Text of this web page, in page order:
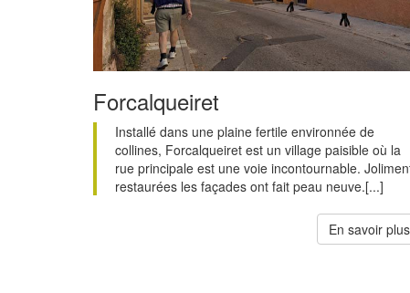
Forcalqueiret
Installé dans une plaine fertile environnée de
collines, Forcalqueiret est un village paisible où la
rue principale est une voie incontournable.
restaurées les façades ont fait peau neuve.[...]
En savoir plus